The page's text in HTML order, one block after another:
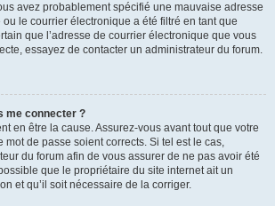
avez probablement spécifié une mauvaise adresse
le courrier électronique a été filtré en tant que
que l’adresse de courrier électronique que vous
essayez de contacter un administrateur du forum.
me connecter ?
en être la cause. Assurez-vous avant tout que votre
mot de passe soient corrects. Si tel est le cas,
du forum afin de vous assurer de ne pas avoir été
que le propriétaire du site internet ait un
et qu’il soit nécessaire de la corriger.